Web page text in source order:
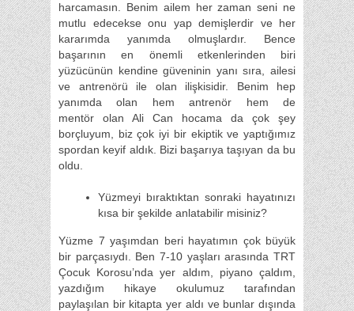
harcamasın. Benim ailem her zaman seni ne
mutlu edecekse onu yap demişlerdir ve her
kararımda yanımda olmuşlardır. Bence
başarının en önemli etkenlerinden biri
yüzücünün kendine güveninin yanı sıra, ailesi
ve antrenörü ile olan ilişkisidir. Benim hep
yanımda olan hem antrenör hem de
mentör olan Ali Can hocama da çok şey
borçluyum, biz çok iyi bir ekiptik ve yaptığımız
spordan keyif aldık. Bizi başarıya taşıyan da bu
oldu.
Yüzmeyi bıraktıktan sonraki hayatınızı
kısa bir şekilde anlatabilir misiniz?
Yüzme 7 yaşımdan beri hayatımın çok büyük
bir parçasıydı. Ben 7-10 yaşları arasında TRT
Çocuk Korosu’nda yer aldım, piyano çaldım,
yazdığım hikaye okulumuz tarafından
paylaşılan bir kitapta yer aldı ve bunlar dışında